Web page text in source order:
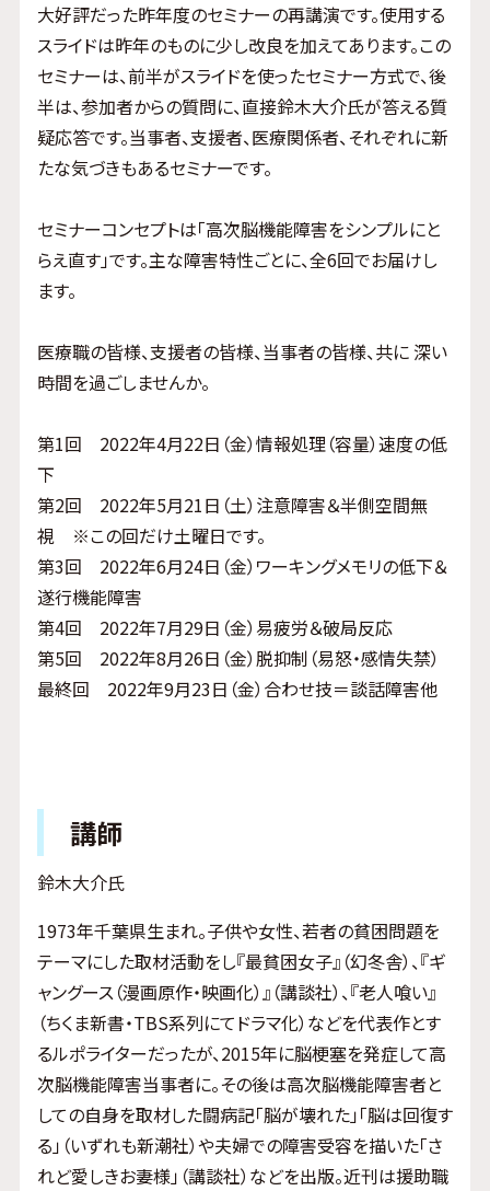
大好評だった昨年度のセミナーの再講演です。使用する
スライドは昨年のものに少し改良を加えてあります。この
セミナーは、前半がスライドを使ったセミナー方式で、後
半は、参加者からの質問に、直接鈴木大介氏が答える質
疑応答です。当事者、支援者、医療関係者、それぞれに新
たな気づきもあるセミナーです。
セミナーコンセプトは「高次脳機能障害をシンプルにと
らえ直す」です。主な障害特性ごとに、全6回でお届けし
ます。
医療職の皆様、支援者の皆様、当事者の皆様、共に 深い
時間を過ごしませんか。
第1回 2022年4月22日（金）情報処理（容量）速度の低
下
第2回 2022年5月21日（土）注意障害＆半側空間無
視 ※この回だけ土曜日です。
第3回 2022年6月24日（金）ワーキングメモリの低下＆
遂行機能障害
第4回 2022年7月29日（金）易疲労＆破局反応
第5回 2022年8月26日（金）脱抑制（易怒・感情失禁）
最終回 2022年9月23日（金）合わせ技＝談話障害他
講師
鈴木大介氏
1973年千葉県生まれ。子供や女性、若者の貧困問題を
テーマにした取材活動をし『最貧困女子』（幻冬舎）、『ギ
ャングース（漫画原作・映画化）』（講談社）、『老人喰い』
（ちくま新書・TBS系列にてドラマ化）などを代表作とす
るルポライターだったが、2015年に脳梗塞を発症して高
次脳機能障害当事者に。その後は高次脳機能障害者と
しての自身を取材した闘病記「脳が壊れた」「脳は回復す
る」（いずれも新潮社）や夫婦での障害受容を描いた「さ
れど愛しきお妻様」（講談社）などを出版。近刊は援助職